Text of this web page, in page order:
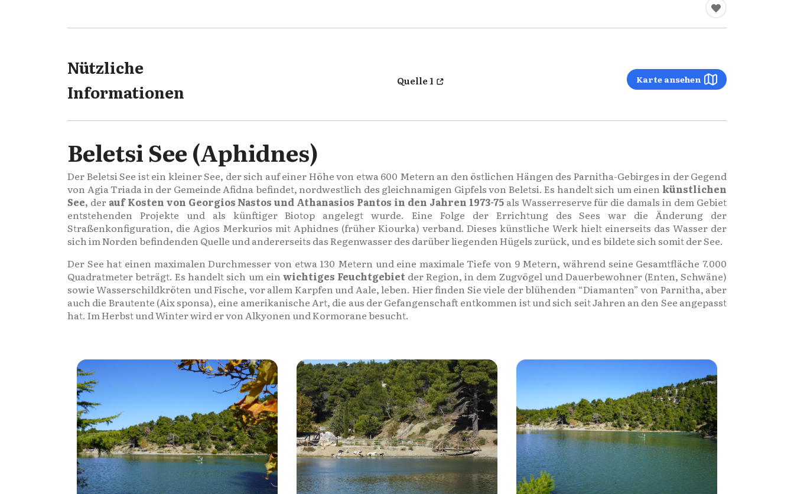
Nützliche
Informationen
Quelle 1 Karte ansehen
Beletsi See (Aphidnes)
Der Beletsi See ist ein kleiner See, der sich auf einer Höhe von etwa 600 Metern an den östlichen Hängen des Parnitha-Gebirges in der Gegend
von Agia Triada in der Gemeinde Afidna befindet, nordwestlich des gleichnamigen Gipfels von Beletsi. Es handelt sich um einen künstlichen
See, der auf Kosten von Georgios Nastos und Athanasios Pantos in den Jahren 1973-75als Wasserreserve für die damals in dem Gebiet
entstehenden Projekte und als künftiger Biotop angelegt wurde. Eine Folge der Errichtung des Sees war die Änderung der
Straßenkonfiguration, die Agios Merkurios mit Aphidnes (früher Kiourka) verband. Dieses künstliche Werk hielt einerseits das Wasser der
sich im Norden befindenden Quelle und andererseits das Regenwasser des darüber liegenden Hügels zurück, und es bildete sich somit der See.
Der See hat einen maximalen Durchmesser von etwa 130 Metern und eine maximale Tiefe von 9 Metern, während seine Gesamtfläche 7.000
Quadratmeter beträgt. Es handelt sich um einwichtiges Feuchtgebiet der Region, in dem Zugvögel und Dauerbewohner (Enten, Schwäne)
sowie Wasserschildkröten und Fische, vor allem Karpfen und Aale, leben. Hier finden Sie viele der blühenden “Diamanten” von Parnitha, aber
auch die Brautente (Aix sponsa), eine amerikanische Art, die aus der Gefangenschaft entkommen ist und sich seit Jahren an den See angepasst
hat. Im Herbst und Winter wird er von Alkyonen und Kormorane besucht.